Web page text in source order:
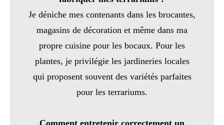
Je déniche mes contenants dans les brocantes,
magasins de décoration et même dans ma
propre cuisine pour les bocaux. Pour les
plantes, je privilégie les jardineries locales
qui proposent souvent des variétés parfaites
pour les terrariums.